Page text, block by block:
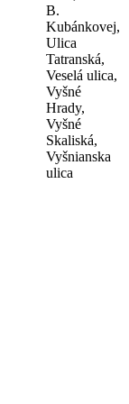
B.
Kubánkovej,
Ulica
Tatranská,
Veselá ulica,
Vyšné
Hrady,
Vyšné
Skaliská,
Vyšnianska
ulica